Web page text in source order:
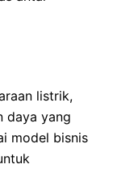
listrik,
daya yang
model bisnis